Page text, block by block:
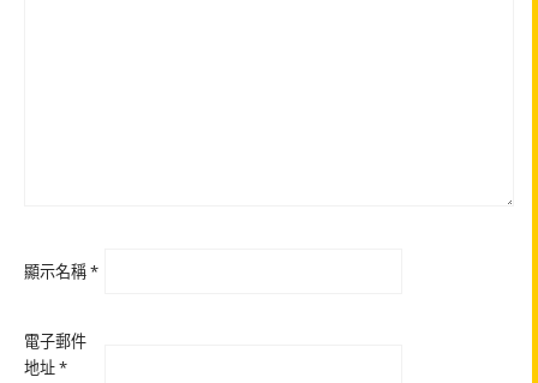
顯示名稱*
電子郵件
地址*